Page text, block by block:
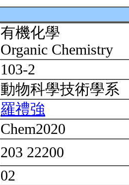
有機化學
Organic Chemistry
103-2
動物科學技術學系
羅禮強
Chem2020
203 22200
02